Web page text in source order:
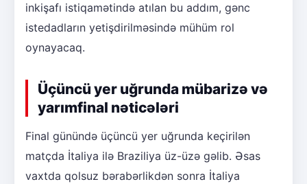
inkişafı istiqamətində atılan bu addım, gənc
istedadların yetişdirilməsində mühüm rol
oynayacaq.
Üçüncü yer uğrunda mübarizə və
yarımfinal nəticələri
Final günündə üçüncü yer uğrunda keçirilən
matçda İtaliya ilə Braziliya üz-üzə gəlib. Əsas
vaxtda qolsuz bərabərlikdən sonra İtaliya